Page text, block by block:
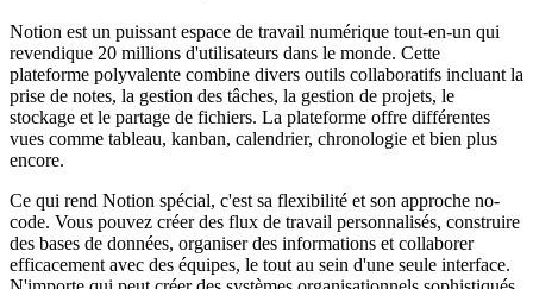
Notion est un puissant espace de travail numérique tout-en-un qui
revendique 20 millions d'utilisateurs dans le monde. Cette
plateforme polyvalente combine divers outils collaboratifs incluant la
prise de notes, la gestion des tâches, la gestion de projets, le
stockage et le partage de fichiers. La plateforme offre différentes
vues comme tableau, kanban, calendrier, chronologie et bien plus
encore.
Ce qui rend Notion spécial, c'est sa flexibilité et son approche no-
code. Vous pouvez créer des flux de travail personnalisés, construire
des bases de données, organiser des informations et collaborer
efficacement avec des équipes, le tout au sein d'une seule interface.